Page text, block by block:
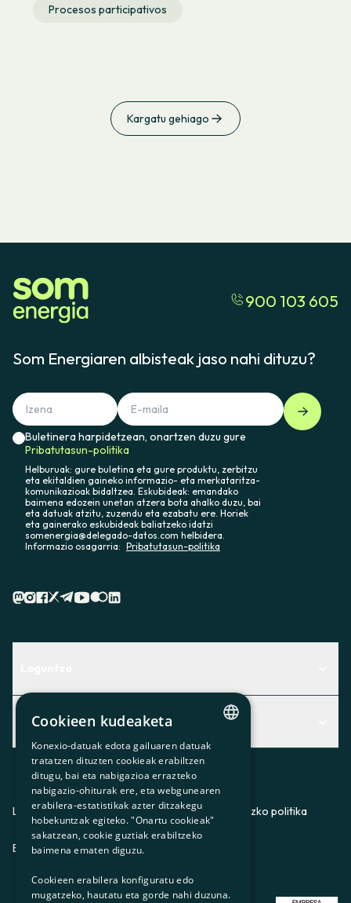
Procesos participativos
Kargatu gehiago
900 103 605
Som Energiaren albisteak jaso nahi dituzu?
Buletinera harpidetzean, onartzen duzu gure
Pribatutasun-politika
Helburuak: gure buletina eta gure produktu, zerbitzu
eta ekitaldien gaineko informazio- eta merkataritza-
komunikazioak bidaltzea. Eskubideak: emandako
baimena edozein unetan atzera bota ahalko duzu, bai
eta datuak atzitu, zuzendu eta ezabatu ere. Horiek
eta gainerako eskubideak baliatzeko idatzi
somenergia@delegado-datos.com helbidera.
Informazio osagarria: Pribatutasun-politika
Centro de Ayuda
Aurkitu zerbitzurik egokiena zuretzat
Contacto
Albisteak
Albisteak
Bazkideen txokoa
Prentsa
Gurekin lan egin
Lege-oharraPribatutasun-politikaCookieei buruzko politika
ES CAGLEU
CATALAN
SPANISH
GL
BASQUE
Cookieen kudeaketa
Konexio-datuak edota gailuaren datuak
tratatzen dituzten cookieak erabiltzen
ditugu, bai eta nabigazioa errazteko
nabigazio-ohiturak ere, eta webgunearen
erabilera-estatistikak azter ditzakegu
hobekuntzak egiteko. "Onartu cookieak"
sakatzean, cookie guztiak erabiltzeko
baimena ematen diguzu.
Cookieen erabilera konfiguratu edo
mugatzeko, hautatu eta gorde nahi duzuna.